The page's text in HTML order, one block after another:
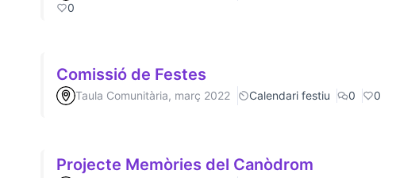
0
Comissió de Festes
Taula Comunitària, març 2022 Calendari festiu 0 0
Projecte Memòries del Canòdrom